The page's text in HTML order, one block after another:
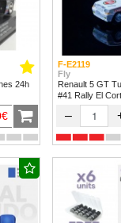
24h
F-E2119
Fly
Renault 5 GT
#41 Rally El
–